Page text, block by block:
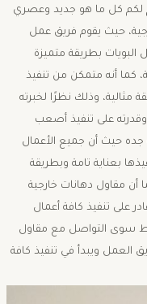
لكم كل ما هو جديد وعصري
حيث يقوم فريق عمل
البويات بطريقة متميزة
كما أنه متمكن من تنفيذ
مثالية، وذلك نظرًا لخبرته
وقدرته على تنفيذ أصعب
جده حيث أن جميع الأعمال
بعناية تامة وبطريقة
مقاول دهانات خارجية
على تنفيذ كافة أعمال
سوى التواصل مع مقاول
ويبدأ في تنفيذ كافة